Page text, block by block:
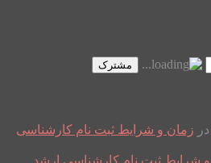
مشترک
در زمان و شرایط ثبت نام کارشناسی
شرایط ثبت نام کارشناسی ارشد